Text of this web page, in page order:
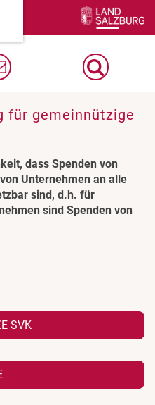
für gemeinnützige
dass Spenden von
Unternehmen an alle
sind, d.h. für
sind Spenden von
SVK